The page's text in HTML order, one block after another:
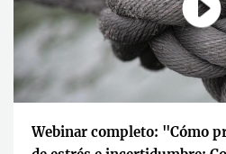
Webinar completo: "Cómo